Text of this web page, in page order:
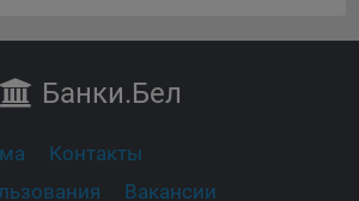
Банки.Бел
Контакты
Вакансии